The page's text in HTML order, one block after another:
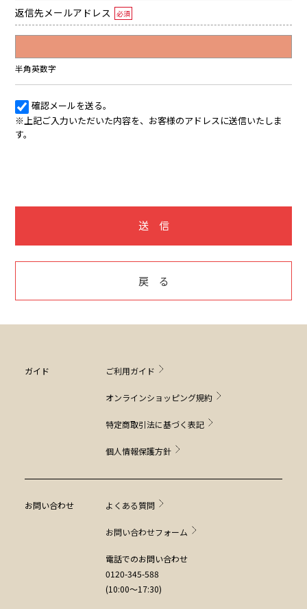
返信先メールアドレス 必須
半角英数字
確認メールを送る。
※上記ご入力いただいた内容を、お客様のアドレスに送信いたしま
す。
送 信
戻 る
ガイド ご利用ガイド
オンラインショッピング規約
特定商取引法に基づく表記
個人情報保護方針
お問い合わせ よくある質問
お問い合わせフォーム
電話でのお問い合わせ
0120-345-588
(10:00～17:30)